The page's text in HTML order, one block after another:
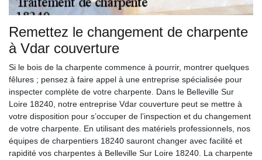
Remettez le changement de charpente
à Vdar couverture
Si le bois de la charpente commence à pourrir, montrer quelques
fêlures ; pensez à faire appel à une entreprise spécialisée pour
inspecter complète de votre charpente. Dans le Belleville Sur
Loire 18240, notre entreprise Vdar couverture peut se mettre à
votre disposition pour s’occuper de l’inspection et du changement
de votre charpente. En utilisant des matériels professionnels, nos
équipes de charpentiers 18240 sauront changer avec facilité et
rapidité vos charpentes à Belleville Sur Loire 18240. La charpente